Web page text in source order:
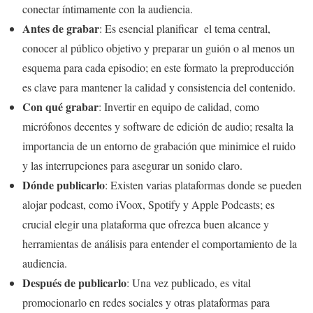
conectar íntimamente con la audiencia.
Antes de grabar: Es esencial planificar el tema central,
conocer al público objetivo y preparar un guión o al menos un
esquema para cada episodio; en este formato la preproducción
es clave para mantener la calidad y consistencia del contenido.
Con qué grabar: Invertir en equipo de calidad, como
micrófonos decentes y software de edición de audio; resalta la
importancia de un entorno de grabación que minimice el ruido
y las interrupciones para asegurar un sonido claro.
Dónde publicarlo: Existen varias plataformas donde se pueden
alojar podcast, como iVoox, Spotify y Apple Podcasts; es
crucial elegir una plataforma que ofrezca buen alcance y
herramientas de análisis para entender el comportamiento de la
audiencia.
Después de publicarlo: Una vez publicado, es vital
promocionarlo en redes sociales y otras plataformas para